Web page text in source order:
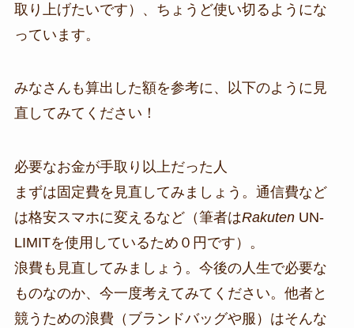
取り上げたいです）、ちょうど使い切るようにな
っています。
みなさんも算出した額を参考に、以下のように見
直してみてください！
必要なお金が手取り以上だった人
まずは固定費を見直してみましょう。通信費など
は格安スマホに変えるなど（筆者はRakutenUN-
LIMITを使用しているため０円です）。
浪費も見直してみましょう。今後の人生で必要な
ものなのか、今一度考えてみてください。他者と
競うための浪費（ブランドバッグや服）はそんな